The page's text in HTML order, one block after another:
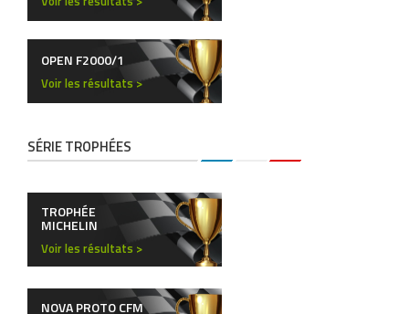
OPEN F2000/1
Voir les résultats >
SÉRIE TROPHÉES
TROPHÉE
MICHELIN
Voir les résultats >
NOVA PROTO CFM